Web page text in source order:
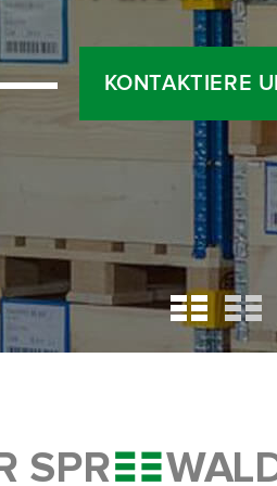
KONTAKTIERE
SPR